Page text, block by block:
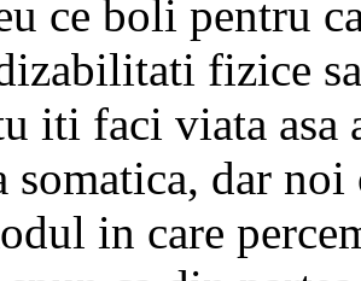
ce boli pentru
fizice
iti faci viata asa
somatica, dar
in care